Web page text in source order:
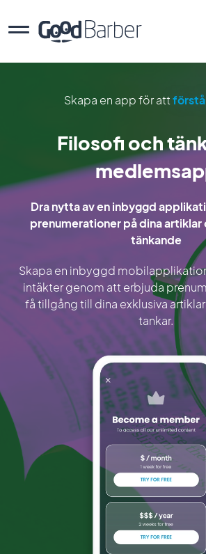
Skapa en app för att
Filosofi och
Dra nytta av en inbyggd
prenumerationer på dina artiklar
tänkande
Skapa en inbyggd
intäkter genom att erbjuda
få tillgång till dina exklusiva
tankar.